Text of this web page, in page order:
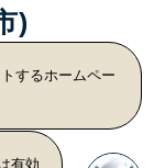
)
するホームペー
有効